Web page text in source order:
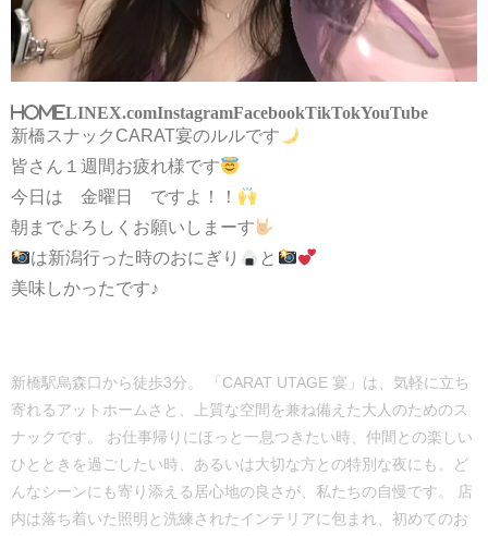
HOMELINEX.comInstagramFacebookTikTokYouTube
新橋スナックCARAT宴のルルです
皆さん１週間お疲れ様です
今日は 金曜日 ですよ！！
朝までよろしくお願いしまーす
は新潟行った時のおにぎり
と
美味しかったです♪
新橋駅烏森口から徒歩3分。 「CARAT UTAGE 宴」は、気軽に立ち
寄れるアットホームさと、上質な空間を兼ね備えた大人のためのス
ナックです。 お仕事帰りにほっと一息つきたい時、仲間との楽しい
ひとときを過ごしたい時、あるいは大切な方との特別な夜にも。ど
んなシーンにも寄り添える居心地の良さが、私たちの自慢です。 店
内は落ち着いた照明と洗練されたインテリアに包まれ、初めてのお